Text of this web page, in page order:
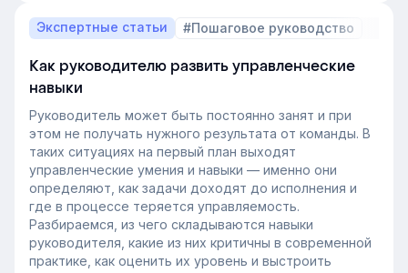
и внутренних переводах, почему не всегда стоит
искать полностью готовых специалистов и как
развивать нужные компетенции внутри компании.
Экспертные статьи #Пошаговое руководство
Как руководителю развить управленческие
навыки
Руководитель может быть постоянно занят и при
этом не получать нужного результата от команды. В
таких ситуациях на первый план выходят
управленческие умения и навыки — именно они
определяют, как задачи доходят до исполнения и
где в процессе теряется управляемость.
Разбираемся, из чего складываются навыки
руководителя, какие из них критичны в современной
практике, как оценить их уровень и выстроить